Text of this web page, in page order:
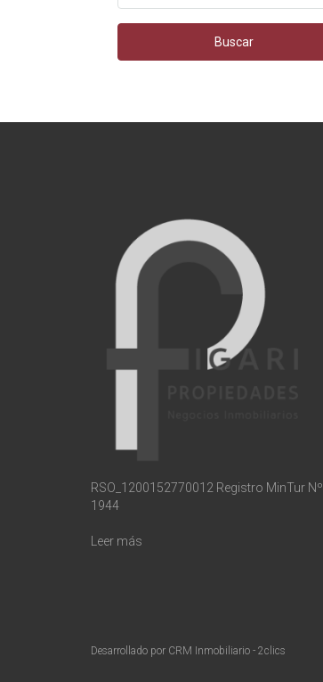
Buscar
RSO_1200152770012 Registro MinTur Nº
1944
Leer más
Desarrollado por CRM Inmobiliario - 2clics